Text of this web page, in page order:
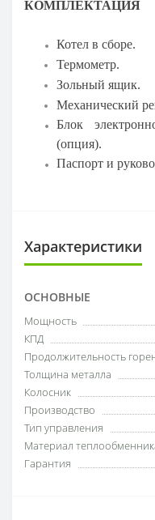
КОМПЛЕКТАЦИЯ
Котел в сборе.
Термометр.
Зольный ящик.
Механический
Блок
(опция).
Паспорт и
Характеристики
ОСНОВНЫЕ
Мощность
КПД
Продолжительность
Толщина металла
Колосник
Производство
Тип управления
Материал
Гарантия